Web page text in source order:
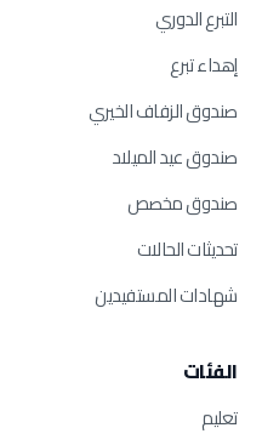
التبرع الدوري
إهداء تبرع
صندوق الزفاف الخيري
صندوق عيد الميلاد
صندوق مخصص
تحديثات الحالات
شهادات المستفيدين
الفئات
تعليم